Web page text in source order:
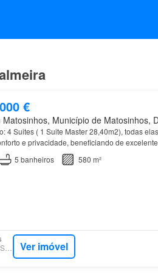
€
Município de Matosinhos,
4 Suites ( 1 Suite Master 28,40m2), todas
e privacidade, beneficiando de
posicionada para servir a zona dos
5 banheiros 580 m²
LUXURYESTATE Ver imóvel